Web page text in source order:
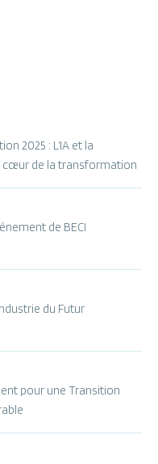
2025 : L’IA et la
cœur de la transformation
de BECI
du Futur
pour une Transition